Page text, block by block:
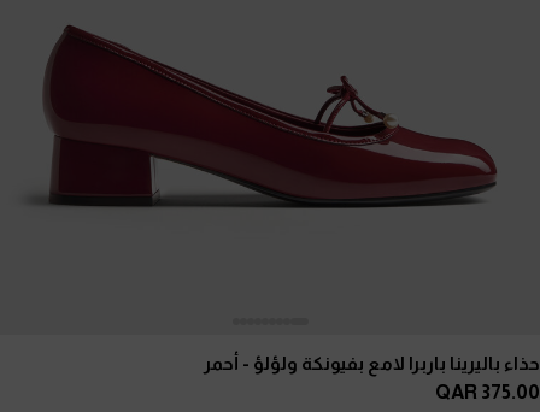
حذاء باليرينا باربرا لامع بفيونكة ولؤلؤ - أحمر
375.00 QAR